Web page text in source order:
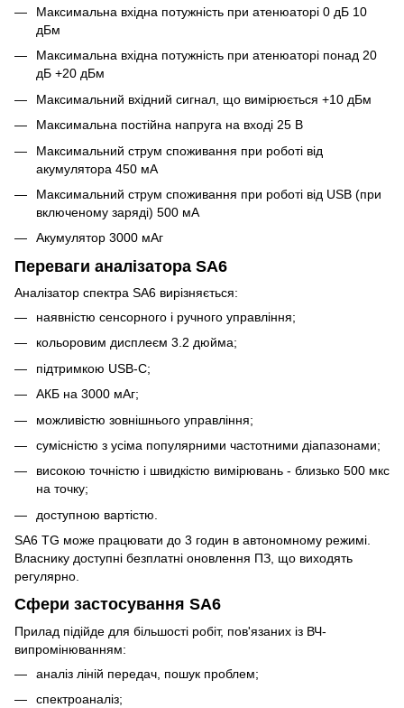
Максимальна вхідна потужність при атенюаторі 0 дБ 10
дБм
Максимальна вхідна потужність при атенюаторі понад 20
дБ +20 дБм
Максимальний вхідний сигнал, що вимірюється +10 дБм
Максимальна постійна напруга на вході 25 В
Максимальний струм споживання при роботі від
акумулятора 450 мА
Максимальний струм споживання при роботі від USB (при
включеному заряді) 500 мА
Акумулятор 3000 мАг
Переваги аналізатора SA6
Аналізатор спектра SA6 вирізняється:
наявністю сенсорного і ручного управління;
кольоровим дисплеєм 3.2 дюйма;
підтримкою USB-C;
АКБ на 3000 мАг;
можливістю зовнішнього управління;
сумісністю з усіма популярними частотними діапазонами;
високою точністю і швидкістю вимірювань - близько 500 мкс
на точку;
доступною вартістю.
SA6 TG може працювати до 3 годин в автономному режимі.
Власнику доступні безплатні оновлення ПЗ, що виходять
регулярно.
Сфери застосування SA6
Прилад підійде для більшості робіт, пов'язаних із ВЧ-
випромінюванням:
аналіз ліній передач, пошук проблем;
спектроаналіз;